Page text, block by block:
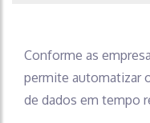
Conforme as
permite automatizar
de dados em tempo